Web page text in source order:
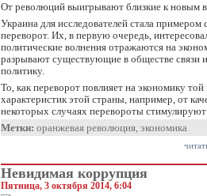
От революций выигрывают близкие к новым
Украина для исследователей стала примером
переворот. Их, в первую очередь,
политические волнения отражаются на
разрывают существующие в обществе связи
политику.
То, как переворот повлияет на экономику
характеристик этой страны, например, от
некоторых случаях перевороты
Метки: оранжевая революция, экономика
Невидимая коррупция
Пятница, 3 октября 2014, 6:04